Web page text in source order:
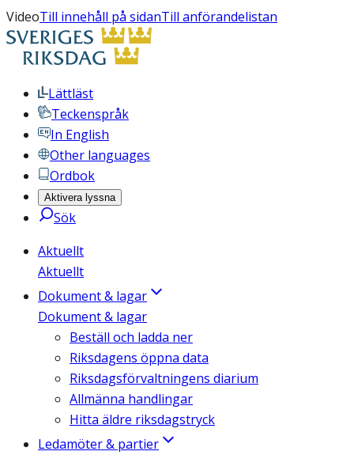
VideoTill innehåll på sidanTill anförandelistan
Lättläst
Teckenspråk
In English
Other languages
Ordbok
Aktivera lyssna
Sök
Aktuellt
Aktuellt
Dokument & lagar
Dokument & lagar
Beställ och ladda ner
Riksdagens öppna data
Riksdagsförvaltningens diarium
Allmänna handlingar
Hitta äldre riksdagstryck
Ledamöter & partier